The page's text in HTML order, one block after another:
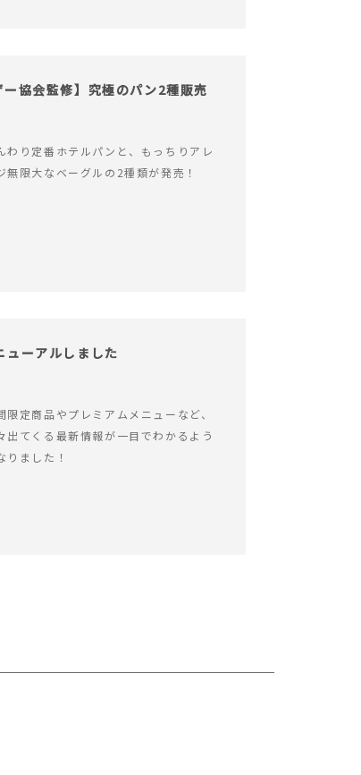
ー協会監修】究極のパン2種販売
わり定番ホテルパンと、もっちりアレ
無限大なベーグルの2種類が発売！
ーアルしました
限定商品やプレミアムメニューなど、
出てくる最新情報が一目でわかるよう
りました！